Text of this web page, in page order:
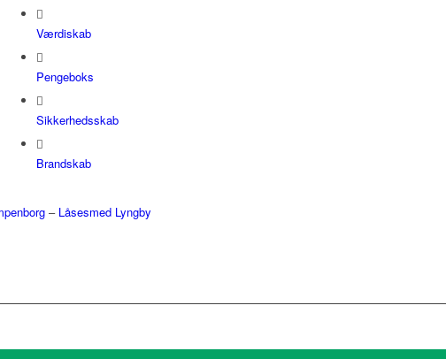
Værdiskab
Pengeboks
Sikkerhedsskab
Brandskab
– Låsesmed Lyngby